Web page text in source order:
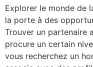
Explorer le monde de
la porte à des
Trouver un partenaire
procure un certain
vous recherchez un